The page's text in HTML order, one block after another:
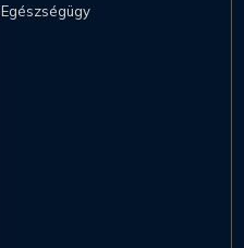
Egészségügy